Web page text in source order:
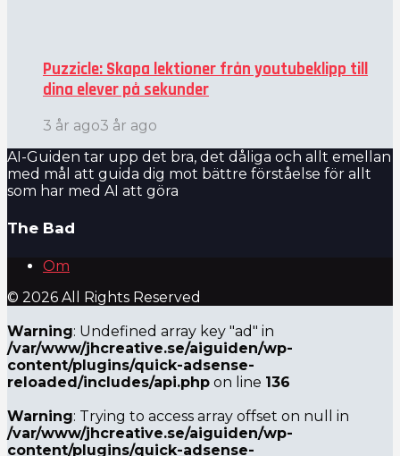
Puzzicle: Skapa lektioner från youtubeklipp till
dina elever på sekunder
3 år ago3 år ago
AI-Guiden tar upp det bra, det dåliga och allt emellan
med mål att guida dig mot bättre förståelse för allt
som har med AI att göra
The Bad
Om
© 2026 All Rights Reserved
Warning: Undefined array key "ad" in
/var/www/jhcreative.se/aiguiden/wp-
content/plugins/quick-adsense-
reloaded/includes/api.php on line 136
Warning: Trying to access array offset on null in
/var/www/jhcreative.se/aiguiden/wp-
content/plugins/quick-adsense-